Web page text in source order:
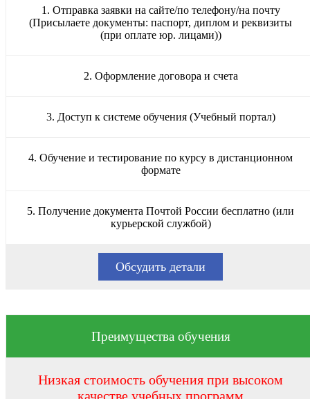
1. Отправка заявки на сайте/по телефону/на почту
(Присылаете документы: паспорт, диплом и реквизиты
(при оплате юр. лицами))
2. Оформление договора и счета
3. Доступ к системе обучения (Учебный портал)
4. Обучение и тестирование по курсу в дистанционном
формате
5. Получение документа Почтой России бесплатно (или
курьерской службой)
Обсудить детали
Преимущества обучения
Низкая стоимость обучения при высоком
качестве учебных программ